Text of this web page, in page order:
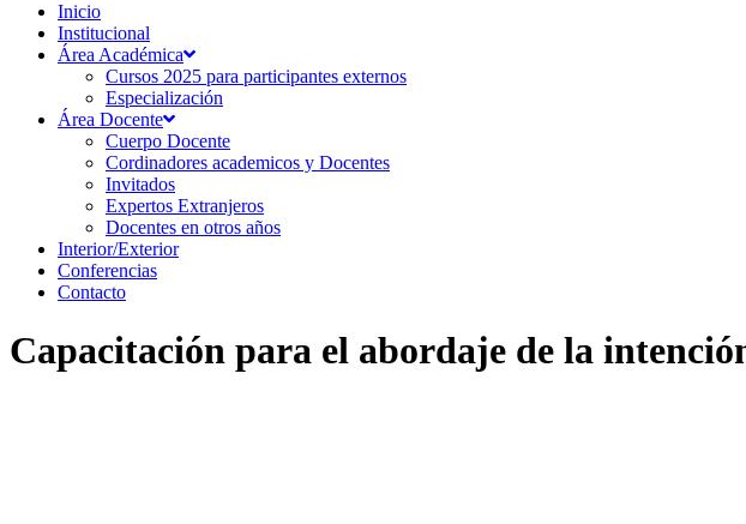
Inicio
Institucional
Área Académica
Cursos 2025 para participantes externos
Especialización
Área Docente
Cuerpo Docente
Cordinadores academicos y Docentes
Invitados
Expertos Extranjeros
Docentes en otros años
Interior/Exterior
Conferencias
Contacto
Capacitación para el abordaje de la